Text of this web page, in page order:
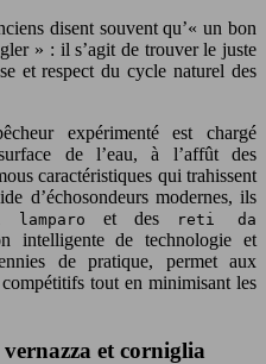
disent souvent qu’« un bon
» : il s’agit de trouver le juste
et respect du cycle naturel des
expérimenté est chargé
de l’eau, à l’affût des
caractéristiques qui trahissent
d’échosondeurs modernes, ils
lamparo et des
reti da
intelligente de technologie et
de pratique, permet aux
tout en minimisant les
et corniglia